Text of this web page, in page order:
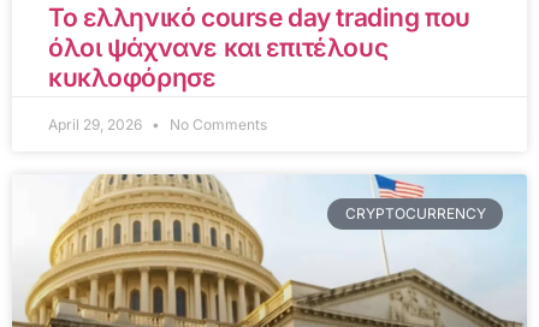
Το ελληνικό course day trading που
όλοι ψάχνανε και επιτέλους
κυκλοφόρησε
April 29, 2026 No Comments
CRYPTOCURRENCY